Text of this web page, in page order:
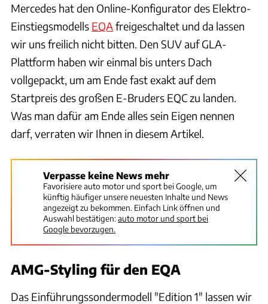
Mercedes hat den Online-Konfigurator des Elektro-
Einstiegsmodells EQAfreigeschaltet und da lassen
wir uns freilich nicht bitten. Den SUV auf GLA-
Plattform haben wir einmal bis unters Dach
vollgepackt, um am Ende fast exakt auf dem
Startpreis des großen E-Bruders EQC zu landen.
Was man dafür am Ende alles sein Eigen nennen
darf, verraten wir Ihnen in diesem Artikel.
Verpasse keine News mehr
Favorisiere auto motor und sport bei Google, um
künftig häufiger unsere neuesten Inhalte und News
angezeigt zu bekommen. Einfach Link öffnen und
Auswahl bestätigen:auto motor und sport bei
Google bevorzugen.
AMG-Styling für den EQA
Das Einführungssondermodell "Edition 1" lassen wir